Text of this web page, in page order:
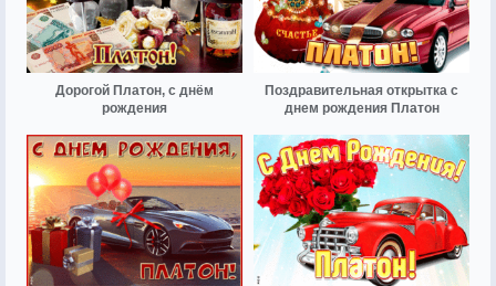
Дорогой Платон, с днём
рождения
Поздравительная открытка с
днем рождения Платон